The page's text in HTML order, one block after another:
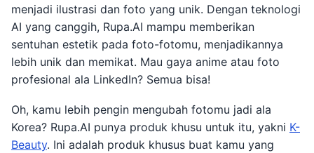
menjadi ilustrasi dan foto yang unik. Dengan teknologi
AI yang canggih, Rupa.AI mampu memberikan
sentuhan estetik pada foto-fotomu, menjadikannya
lebih unik dan memikat. Mau gaya anime atau foto
profesional ala LinkedIn? Semua bisa!
Oh, kamu lebih pengin mengubah fotomu jadi ala
Korea? Rupa.AI punya produk khusu untuk itu, yakni K-
Beauty. Ini adalah produk khusus buat kamu yang